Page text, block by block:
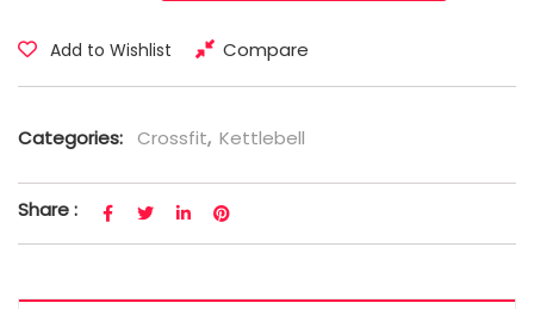
Add to Wishlist Compare
Categories: Crossfit, Kettlebell
Share :